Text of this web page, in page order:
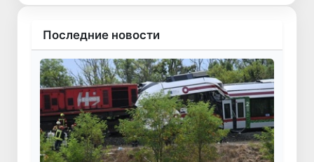
Последние новости